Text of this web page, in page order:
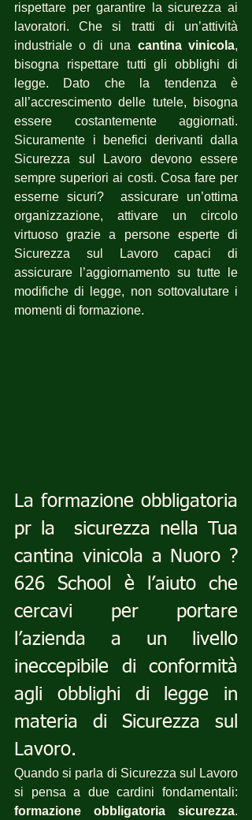
rispettare per garantire la sicurezza ai
lavoratori. Che si tratti di un’attività
industriale o di una cantina vinicola,
bisogna rispettare tutti gli obblighi di
legge. Dato che la tendenza è
all’accrescimento delle tutele, bisogna
essere costantemente aggiornati.
Sicuramente i benefici derivanti dalla
Sicurezza sul Lavoro devono essere
sempre superiori ai costi. Cosa fare per
esserne sicuri?  assicurare un’ottima
organizzazione, attivare un circolo
virtuoso grazie a persone esperte di
Sicurezza sul Lavoro capaci di
assicurare l’aggiornamento su tutte le
modifiche di legge, non sottovalutare i
momenti di formazione.
La formazione obbligatoria
pr la  sicurezza nella Tua
cantina vinicola a Nuoro ?
626 School è l’aiuto che
cercavi per portare
l’azienda a un livello
ineccepibile di conformità
agli obblighi di legge in
materia di Sicurezza sul
Lavoro.
Quando si parla di Sicurezza sul Lavoro
formazione obbligatoria sicurezza.